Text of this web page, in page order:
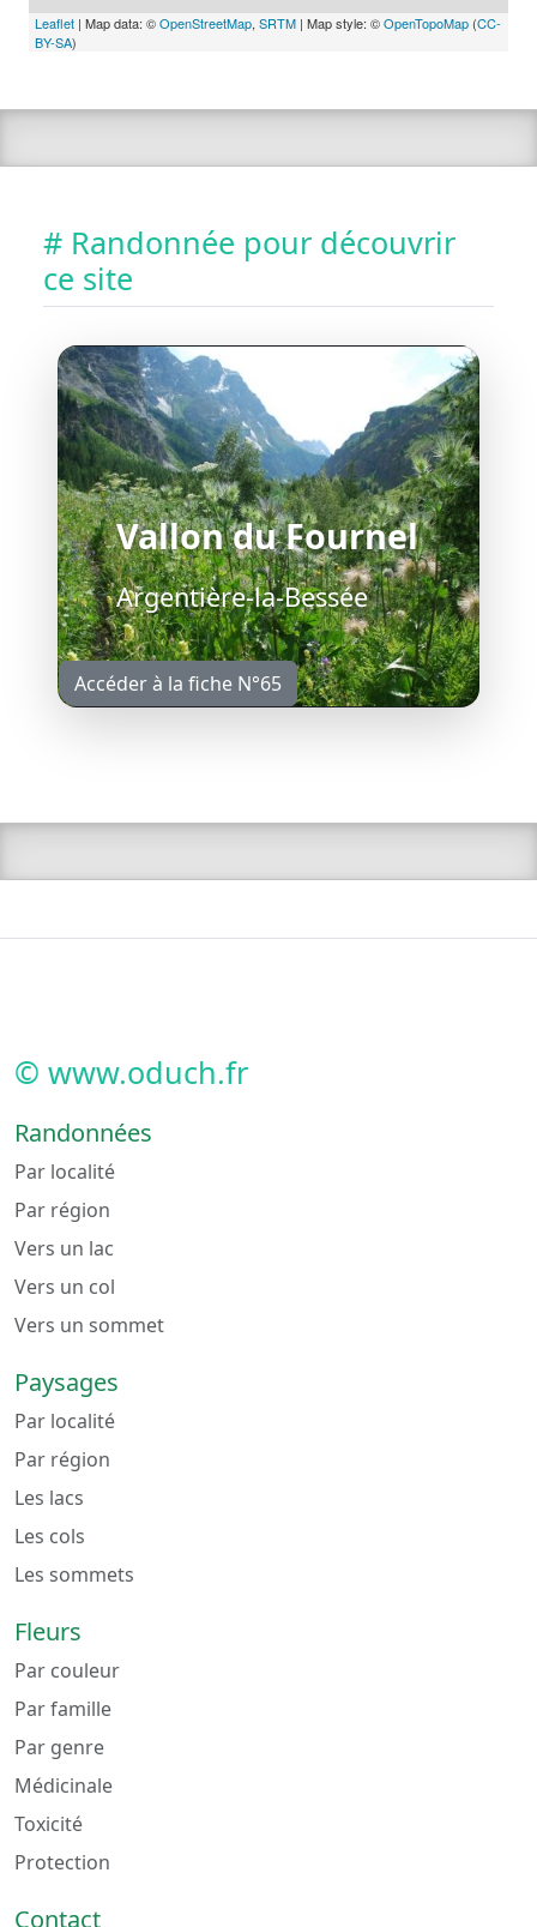
Leaflet | Map data: ©OpenStreetMap, SRTM | Map style: ©OpenTopoMap (CC-
BY-SA)
# Randonnée pour découvrir
ce site
Vallon du Fournel
Argentière-la-Bessée
Accéder à la fiche N°65
© www.oduch.fr
Randonnées
Par localité
Par région
Vers un lac
Vers un col
Vers un sommet
Paysages
Par localité
Par région
Les lacs
Les cols
Les sommets
Fleurs
Par couleur
Par famille
Par genre
Médicinale
Toxicité
Protection
Contact